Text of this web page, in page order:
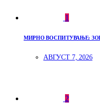
1
МИРНО ВОСПИТУВАЊЕ:
АВГУСТ 7, 2026
2